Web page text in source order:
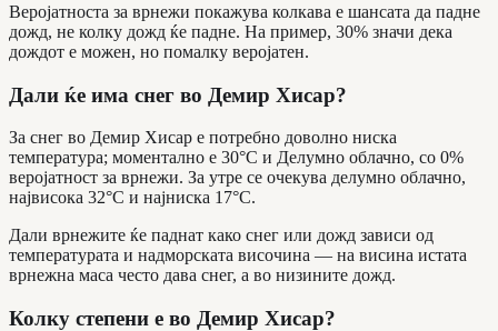
Веројатноста за врнежи покажува колкава е шансата да падне
дожд, не колку дожд ќе падне. На пример, 30% значи дека
дождот е можен, но помалку веројатен.
Дали ќе има снег во Демир Хисар?
За снег во Демир Хисар е потребно доволно ниска
температура; моментално е 30°C и Делумно облачно, со 0%
веројатност за врнежи. За утре се очекува делумно облачно,
највисока 32°C и најниска 17°C.
Дали врнежите ќе паднат како снег или дожд зависи од
температурата и надморската височина — на висина истата
врнежна маса често дава снег, а во низините дожд.
Колку степени е во Демир Хисар?